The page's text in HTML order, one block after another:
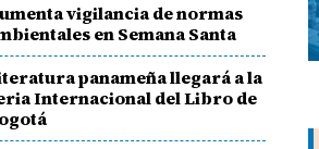
vigilancia de normas
en Semana Santa
panameña llegará a la
Internacional del Libro de